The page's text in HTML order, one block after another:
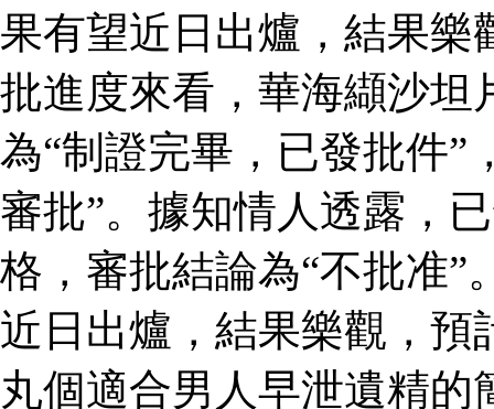
果有望近日出爐，結果樂
批進度來看，華海纈沙坦
為“制證完畢，已發批件”
審批”。據知情人透露，
格，審批結論為“不批准”
近日出爐，結果樂觀，預
丸個適合男人早泄遺精